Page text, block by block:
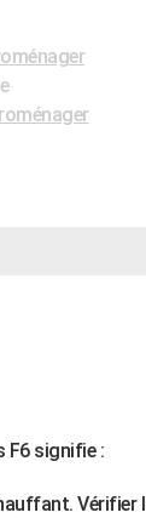
F6 signifie :
Vérifier